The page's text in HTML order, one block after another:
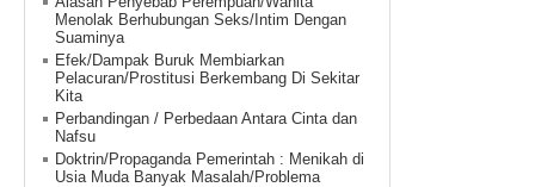
Menolak Berhubungan Seks/Intim Dengan
Suaminya
Efek/Dampak Buruk Membiarkan
Pelacuran/Prostitusi Berkembang Di Sekitar
Kita
Perbandingan / Perbedaan Antara Cinta dan
Nafsu
Doktrin/Propaganda Pemerintah : Menikah di
Usia Muda Banyak Masalah/Problema